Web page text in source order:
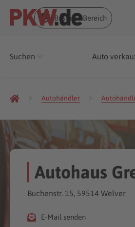
Business Bereich
Suchen Auto
Autohändler
Autohaus
Buchenstr. 15, 59514 Welver
E-Mail senden